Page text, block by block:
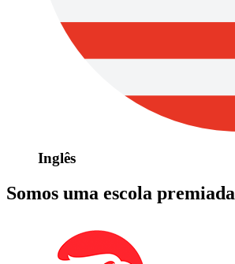
Inglês
Somos uma escola premiada